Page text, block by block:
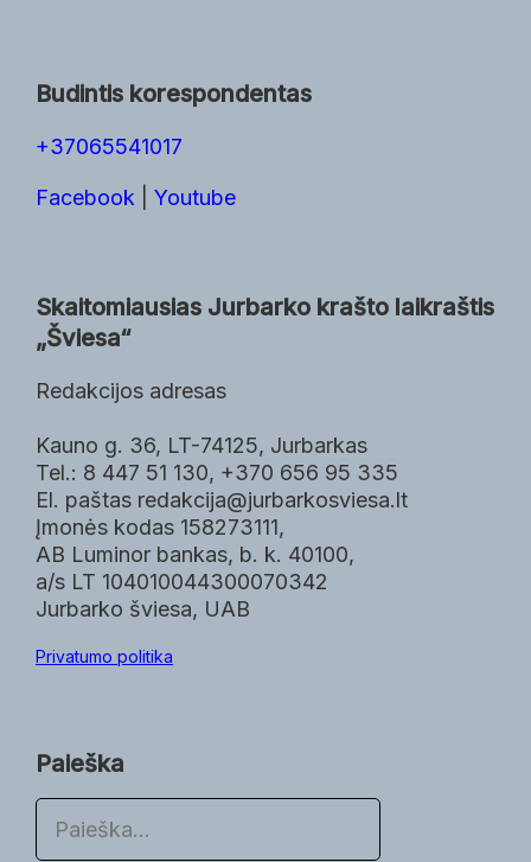
Budintis korespondentas
+37065541017
Facebook Youtube
Skaitomiausias Jurbarko krašto laikraštis
„Šviesa“
Redakcijos adresas
Kauno g. 36, LT-74125, Jurbarkas
Tel.: 8 447 51 130, +370 656 95 335
El. paštas redakcija@jurbarkosviesa.lt
Įmonės kodas 158273111,
AB Luminor bankas, b. k. 40100,
a/s LT 104010044300070342
Jurbarko šviesa, UAB
Privatumo politika
Paieška
P